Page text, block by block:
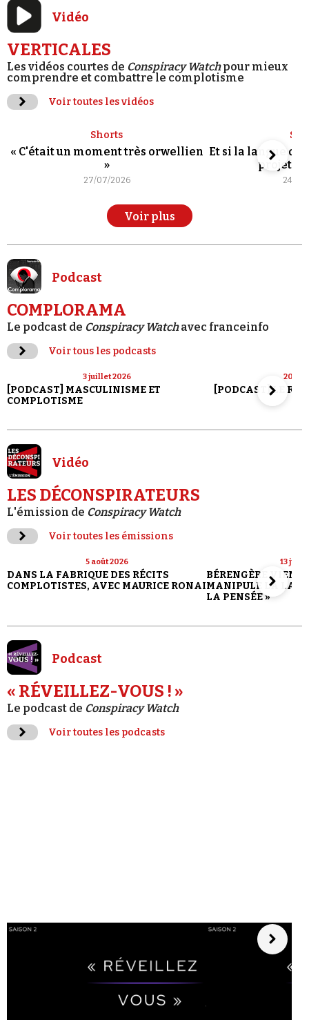
Vidéo
VERTICALES
Les vidéos courtes de Conspiracy Watchpour mieux
comprendre et combattre le complotisme
Voir toutes les vidéos
Shorts
« C'était un moment très orwellien
»
27/07/2026
Et si la langue de
projet
24/
Voir plus
Podcast
COMPLORAMA
Le podcast de Conspiracy Watchavec franceinfo
Voir tous les podcasts
3 juillet 2026
[PODCAST] MASCULINISME ET
COMPLOTISME
20
[PODCAST] LE
Vidéo
LES DÉCONSPIRATEURS
L'émission de Conspiracy Watch
Voir toutes les émissions
5 août 2026
DANS LA FABRIQUE DES RÉCITS
COMPLOTISTES, AVEC MAURICE RONAI
13
BÉRENGÈRE
MANIPULE LA
LA PENSÉE »
Podcast
« RÉVEILLEZ-VOUS ! »
Le podcast de Conspiracy Watch
Voir toutes les podcasts